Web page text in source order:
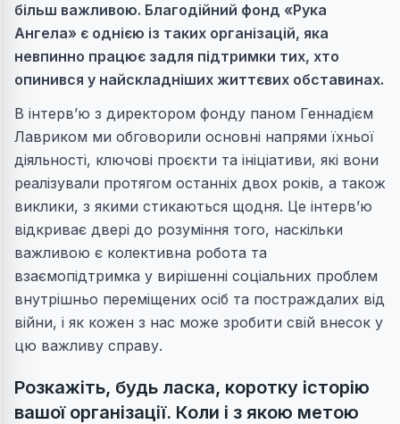
більш важливою. Благодійний фонд «Рука
Ангела» є однією із таких організацій, яка
невпинно працює задля підтримки тих, хто
опинився у найскладніших життєвих обставинах.
В інтерв’ю з директором фонду паном Геннадієм
Лавриком ми обговорили основні напрями їхньої
діяльності, ключові проєкти та ініціативи, які вони
реалізували протягом останніх двох років, а також
виклики, з якими стикаються щодня. Це інтерв’ю
відкриває двері до розуміння того, наскільки
важливою є колективна робота та
взаємопідтримка у вирішенні соціальних проблем
внутрішньо переміщених осіб та постраждалих від
війни, і як кожен з нас може зробити свій внесок у
цю важливу справу.
Розкажіть, будь ласка, коротку історію
вашої організації. Коли і з якою метою